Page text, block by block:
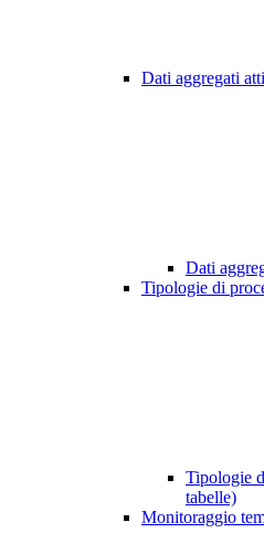
Dati aggregati
Dati
Tipologie di
Tipologie
tabelle)
Monitoraggio